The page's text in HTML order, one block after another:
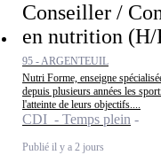
Conseiller /
en nutrition (H/
95 - ARGENTEUIL
Nutri Forme, enseigne
depuis plusieurs années les
l'atteinte de leurs objectifs....
CDI - Temps plein
Publié il y a 2 jours